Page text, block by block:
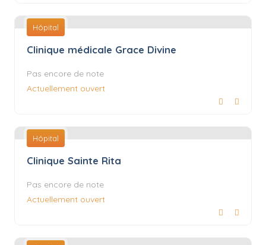
Hôpital
Clinique médicale Grace Divine
Pas encore de note
Actuellement ouvert
Hôpital
Clinique Sainte Rita
Pas encore de note
Actuellement ouvert